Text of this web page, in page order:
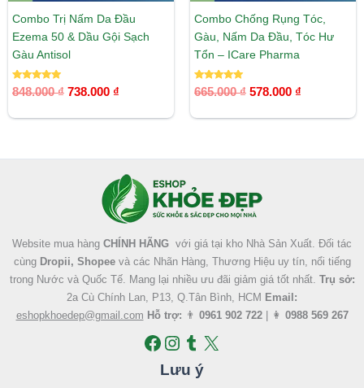
Combo Trị Nấm Da Đầu
Ezema 50 & Dầu Gội Sạch
Gàu Antisol
Được xếp
hạng
848.000₫ 738.000 ₫
Combo Chống Rụng Tóc,
Gàu, Nấm Da Đầu, Tóc Hư
Tổn – ICare Pharma
Được xếp
hạng
665.000₫ 578.000 ₫
Website mua hàng CHÍNH HÃNG với giá tại kho Nhà Sản Xuất. Đối tác
cùng Dropii, Shopeevà các Nhãn Hàng, Thương Hiệu uy tín, nổi tiếng
trong Nước và Quốc Tế. Mang lại nhiều ưu đãi giảm giá tốt nhất. Trụ sở:
2a Cù Chính Lan, P13, Q.Tân Bình, HCM Email:
eshopkhoedep@gmail.com Hỗ trợ: 👨 0961 902 722| 👩 0988 569 267
Facebook
Instagram
Tumblr
X
Lưu ý